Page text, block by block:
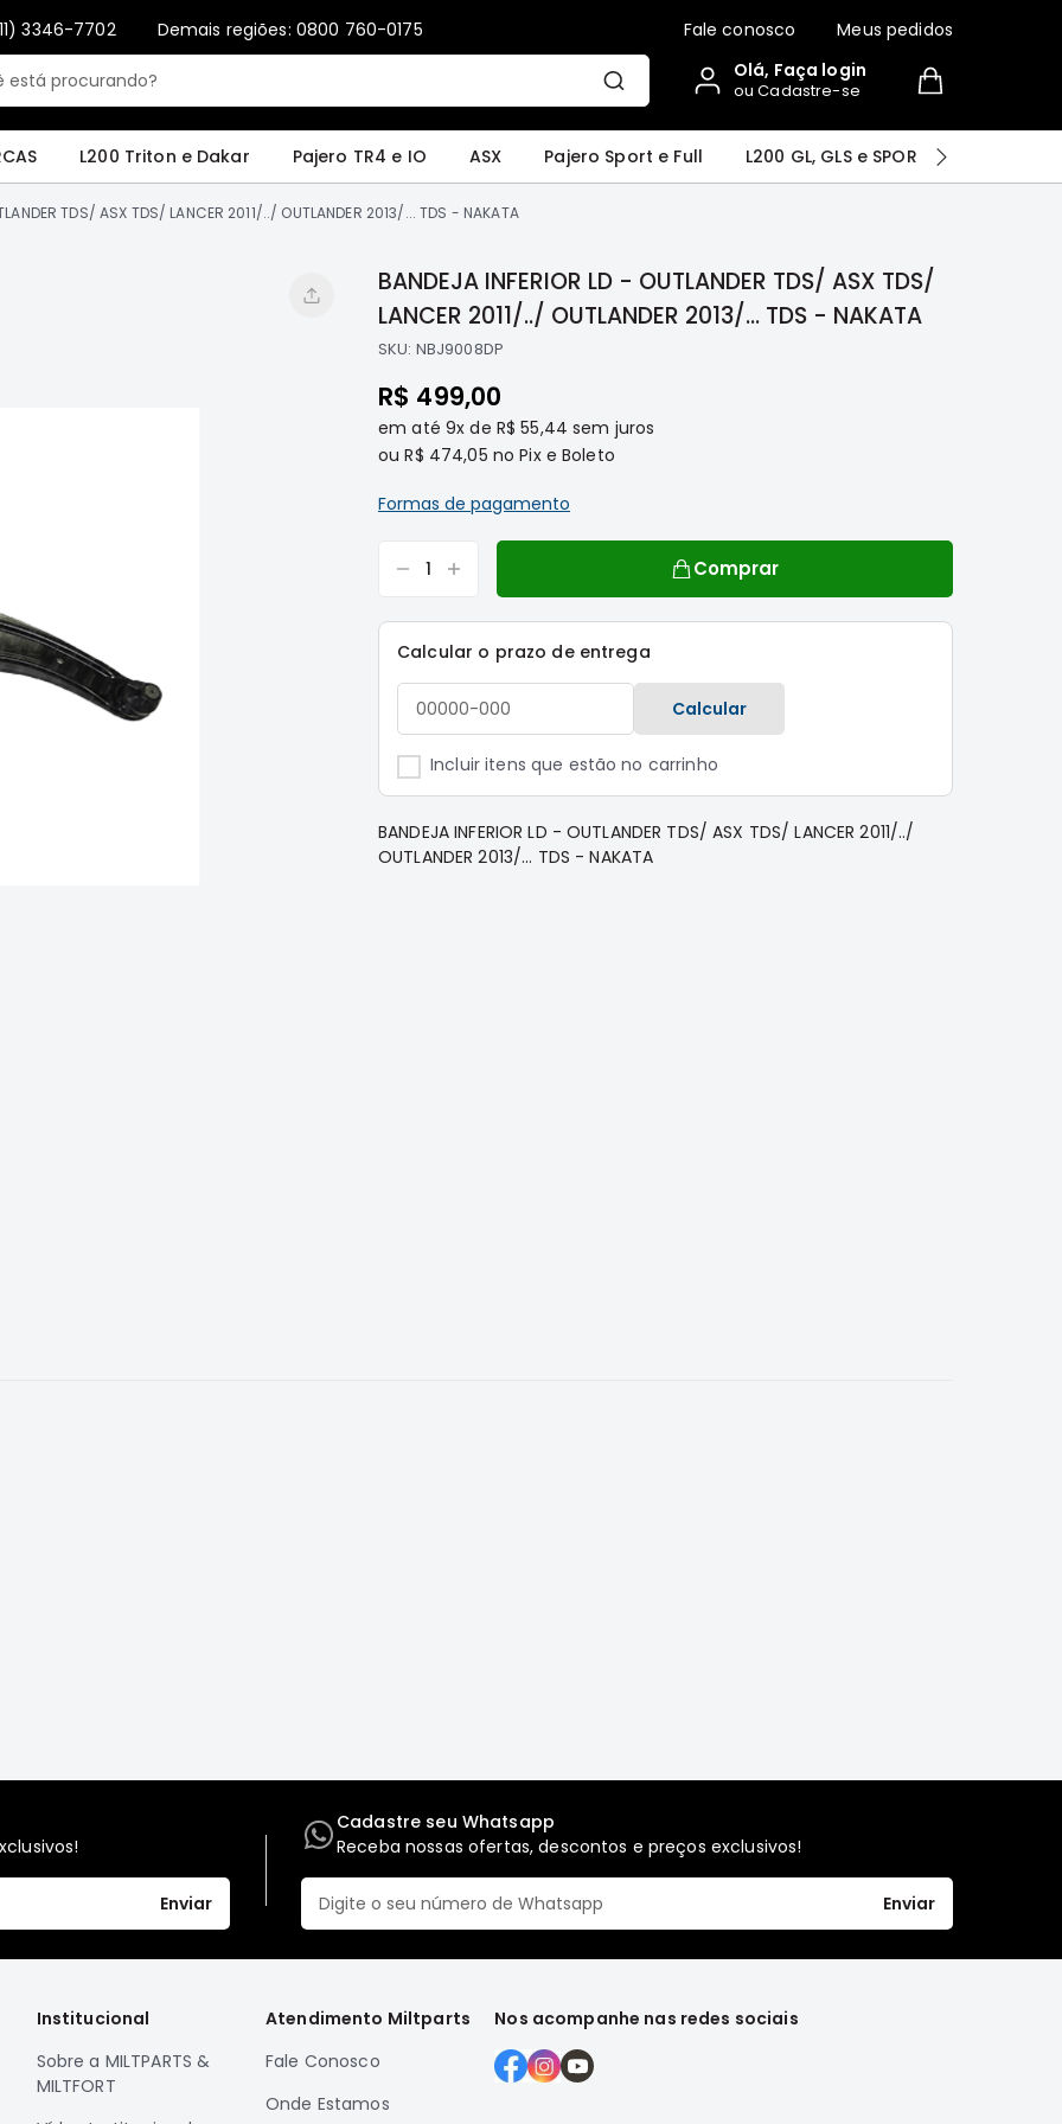
3346-7702 Demais regiões: 0800 760-0175 Fale conosco Meus pedidos
Olá, Faça login
ou Cadastre-se
L200 Triton e Dakar Pajero TR4 e IO ASX Pajero Sport e Full L200 GL, GLS e SPORT
TDS/ ASX TDS/ LANCER 2011/../ OUTLANDER 2013/... TDS - NAKATA
BANDEJA INFERIOR LD - OUTLANDER TDS/ ASX TDS/
LANCER 2011/../ OUTLANDER 2013/... TDS - NAKATA
SKU: NBJ9008DP
R$ 499,00
em até 9x de R$ 55,44 sem juros
ouR$ 474,05 no Pix e Boleto
Formas de pagamento
Comprar
Calcular o prazo de entrega
Calcular
Incluir itens que estão no carrinho
BANDEJA INFERIOR LD - OUTLANDER TDS/ ASX TDS/ LANCER 2011/../
OUTLANDER 2013/... TDS - NAKATA
Only registered users can write reviews. PleaseSign inor
Enviar
Cadastre seu Whatsapp
Receba nossas ofertas, descontos e preços exclusivos!
Enviar
Institucional
Sobre a MILTPARTS &
MILTFORT
Atendimento Miltparts
Fale Conosco
Onde Estamos
Nos acompanhe nas redes sociais